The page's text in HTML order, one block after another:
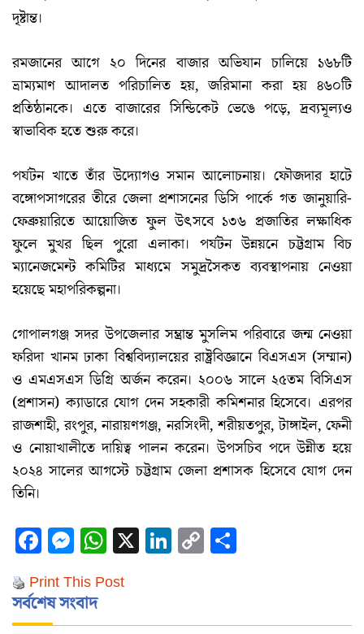
দৃষ্টান্ত।
রমজানের আগে ২০ দিনের বাজার অভিযান চালিয়ে ১৬৮টি
ভ্রাম্যমাণ আদালত পরিচালিত হয়, জরিমানা করা হয় ৪৬০টি
প্রতিষ্ঠানকে। এতে বাজারের সিন্ডিকেট ভেঙে পড়ে, দ্রব্যমূল্যও
স্বাভাবিক হতে শুরু করে।
পর্যটন খাতে তাঁর উদ্যোগও সমান আলোচনায়। ফৌজদার হাটে
বঙ্গোপসাগরের তীরে জেলা প্রশাসনের ডিসি পার্কে গত জানুয়ারি-
ফেব্রুয়ারিতে আয়োজিত ফুল উৎসবে ১৩৬ প্রজাতির লক্ষাধিক
ফুলে মুখর ছিল পুরো এলাকা। পর্যটন উন্নয়নে চট্টগ্রাম বিচ
ম্যানেজমেন্ট কমিটির মাধ্যমে সমুদ্রসৈকত ব্যবস্থাপনায় নেওয়া
হয়েছে মহাপরিকল্পনা।
গোপালগঞ্জ সদর উপজেলার সম্ভ্রান্ত মুসলিম পরিবারে জন্ম নেওয়া
ফরিদা খানম ঢাকা বিশ্ববিদ্যালয়ের রাষ্ট্রবিজ্ঞানে বিএসএস (সম্মান)
ও এমএসএস ডিগ্রি অর্জন করেন। ২০০৬ সালে ২৫তম বিসিএস
(প্রশাসন) ক্যাডারে যোগ দেন সহকারী কমিশনার হিসেবে। এরপর
রাজশাহী, রংপুর, নারায়ণগঞ্জ, নরসিংদী, শরীয়তপুর, টাঙ্গাইল, ফেনী
ও নোয়াখালীতে দায়িত্ব পালন করেন। উপসচিব পদে উন্নীত হয়ে
২০২৪ সালের আগস্টে চট্টগ্রাম জেলা প্রশাসক হিসেবে যোগ দেন
তিনি।
Facebook
Messenger
WhatsApp
X LinkedIn
Copy
Print This Post
সর্বশেষ সংবাদ